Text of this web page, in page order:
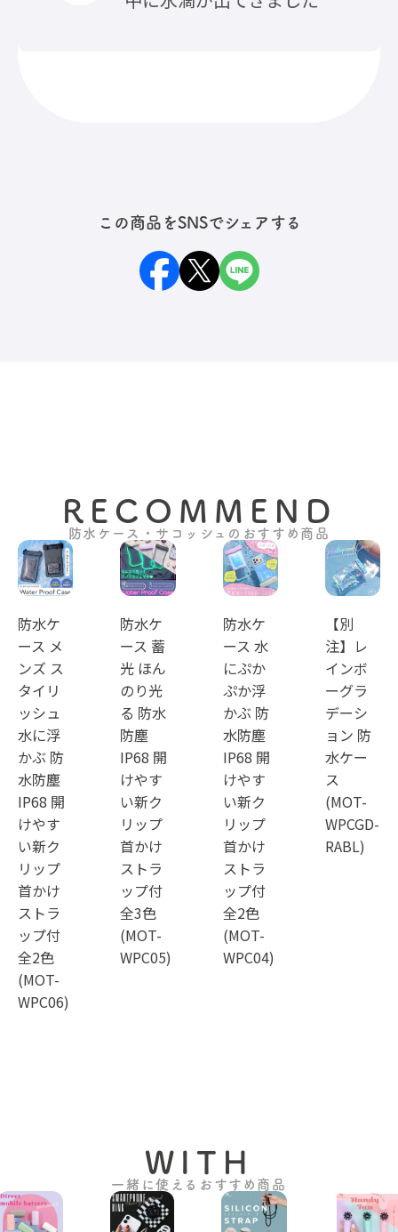
この商品をSNSでシェアする
RECOMMEND
防水ケース・サコッシュのおすすめ商品
防水ケ
ース メ
ンズ ス
タイリ
ッシュ
水に浮
かぶ 防
水防塵
IP68 開
けやす
い新ク
リップ
首かけ
ストラ
ップ付
全2色
(MOT-
WPC06)
防水ケ
ース 蓄
光 ほん
のり光
る 防水
防塵
IP68 開
けやす
い新ク
リップ
首かけ
ストラ
ップ付
全3色
(MOT-
WPC05)
防水ケ
ース 水
にぷか
ぷか浮
かぶ 防
水防塵
IP68 開
けやす
い新ク
リップ
首かけ
ストラ
ップ付
全2色
(MOT-
WPC04)
【別
注】レ
インボ
ーグラ
デーシ
ョン 防
水ケー
ス
(MOT-
WPCGD-
RABL)
WITH
一緒に使えるおすすめ商品